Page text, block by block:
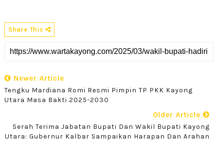
Share This
Newer Article
Tengku Mardiana Romi Resmi Pimpin TP PKK Kayong
Utara Masa Bakti 2025-2030
Older Article
Serah Terima Jabatan Bupati Dan Wakil Bupati Kayong
Utara: Gubernur Kalbar Sampaikan Harapan Dan Arahan